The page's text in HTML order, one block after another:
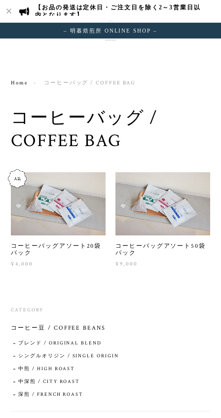
【お品の発送は定休日・ご注文日を除く2～3営業日以
内となります】
– 明暮焙煎所 ONLINE SHOP –
Home コーヒーバッグ / COFFEE BAG
コーヒーバッグ /
COFFEE BAG
コーヒーバッグアソート20袋
パック
¥4,000
コーヒーバッグアソート50袋
パック
¥9,000
CATEGORY
コーヒー豆 / COFFEE BEANS
ブレンド / ORIGINAL BLEND
シングルオリジン / SINGLE ORIGIN
中煎 / HIGH ROAST
中深煎 / CITY ROAST
深煎 / FRENCH ROAST